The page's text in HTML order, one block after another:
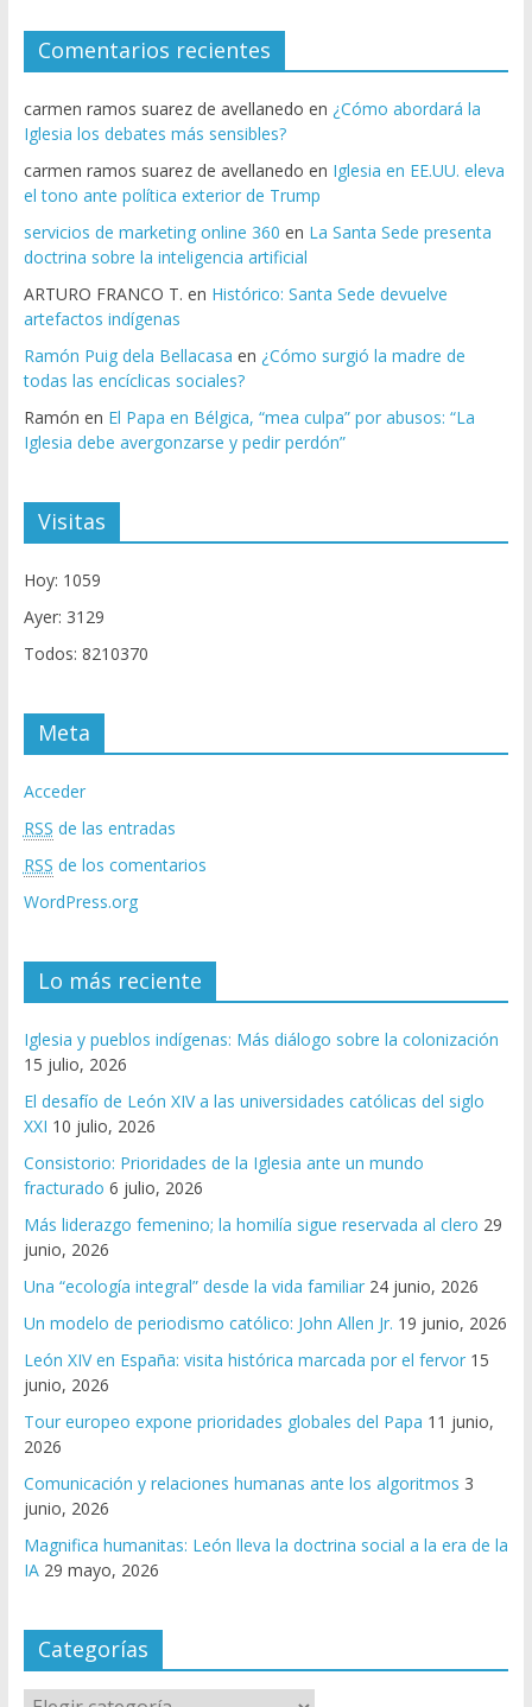
Comentarios recientes
carmen ramos suarez de avellanedo en ¿Cómo abordará la
Iglesia los debates más sensibles?
carmen ramos suarez de avellanedo en Iglesia en EE.UU. eleva
el tono ante política exterior de Trump
servicios de marketing online 360 en La Santa Sede presenta
doctrina sobre la inteligencia artificial
ARTURO FRANCO T. en Histórico: Santa Sede devuelve
artefactos indígenas
Ramón Puig dela Bellacasa en ¿Cómo surgió la madre de
todas las encíclicas sociales?
Ramón en El Papa en Bélgica, “mea culpa” por abusos: “La
Iglesia debe avergonzarse y pedir perdón”
Visitas
Hoy: 1059
Ayer: 3129
Todos: 8210370
Meta
Acceder
RSS de las entradas
RSS de los comentarios
WordPress.org
Lo más reciente
Iglesia y pueblos indígenas: Más diálogo sobre la colonización
15 julio, 2026
El desafío de León XIV a las universidades católicas del siglo
XXI 10 julio, 2026
Consistorio: Prioridades de la Iglesia ante un mundo
fracturado 6 julio, 2026
Más liderazgo femenino; la homilía sigue reservada al clero 29
junio, 2026
Una “ecología integral” desde la vida familiar 24 junio, 2026
Un modelo de periodismo católico: John Allen Jr. 19 junio, 2026
León XIV en España: visita histórica marcada por el fervor 15
junio, 2026
Tour europeo expone prioridades globales del Papa 11 junio,
2026
Comunicación y relaciones humanas ante los algoritmos 3
junio, 2026
Magnifica humanitas: León lleva la doctrina social a la era de la
IA 29 mayo, 2026
Categorías